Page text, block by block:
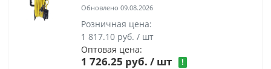
Обновлено 09.08.2026
Розничная цена:
1 817.10 руб. / шт
Оптовая цена:
1 726.25 руб. / шт !